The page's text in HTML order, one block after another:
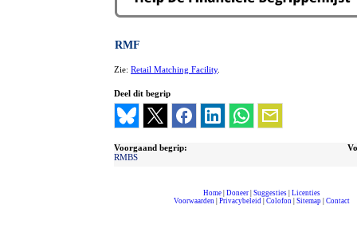
RMF
Zie: Retail Matching Facility.
Deel dit begrip
Voorgaand begrip:
RMBS
Home| Doneer| Suggesties| Licenties
Voorwaarden| Privacybeleid| Colofon| Sitemap| Contact